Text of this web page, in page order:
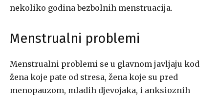
nekoliko godina bezbolnih menstruacija.
Menstrualni problemi
Menstrualni problemi se u glavnom javljaju kod
žena koje pate od stresa, žena koje su pred
menopauzom, mladih djevojaka, i anksioznih